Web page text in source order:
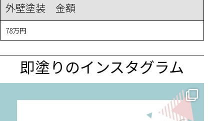
外壁塗装 金額
78万円
即塗りのインスタグラム
✨ 賢いお金の使い方！外壁塗装でコストダウンする方法 🏠